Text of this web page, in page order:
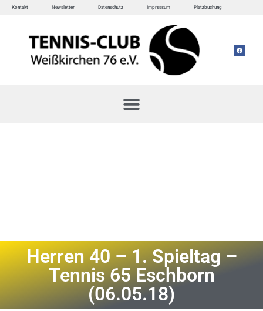
Kontakt Newsletter Datenschutz Impressum Platzbuchung
Herren 40 – 1. Spieltag –
Tennis 65 Eschborn
(06.05.18)